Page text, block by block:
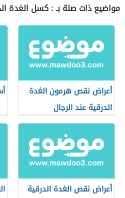
مواضيع ذات صلة بـ : كسل الغدة
أعراض نقص هرمون الغدة
الدرقية عند الرجال
أعراض نقص الغدة الدرقية